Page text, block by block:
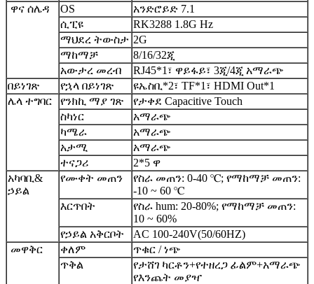
ዋና ሰሌዳ
OS
አንድሮይድ 7.1
ሲፒዩ
RK3288 1.8G Hz
ማህደረ ትውስታ 2G
ማከማቻ
8/16/32ጂ
አውታረ መረብ
RJ45*1፣ ዋይፋይ፣ 3ጂ/4ጂ አማራጭ
በይነገጽ
የኋላ በይነገጽ
ዩኤስቢ*2፣ TF*1፣ HDMI Out*1
ሌላ ተግባር
የንክኪ ማያ ገጽ
የታቀደ Capacitive Touch
ስካነር
አማራጭ
ካሜራ
አማራጭ
አታሚ
አማራጭ
ተናጋሪ
2*5 ዋ
አካባቢ&
ኃይል
የሙቀት መጠን
የስራ መጠን: 0-40 ℃; የማከማቻ መጠን:
-10 ~ 60 ℃
እርጥበት
የስራ hum: 20-80%; የማከማቻ መጠን:
10 ~ 60%
የኃይል አቅርቦት
AC 100-240V(50/60HZ)
መዋቅር
ቀለም
ጥቁር / ነጭ
ጥቅል
የታሸገ ካርቶን+የተዘረጋ ፊልም+አማራጭ
የእንጨት መያዣ